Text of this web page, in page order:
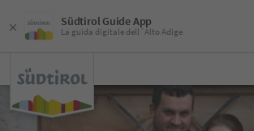
Südtirol Guide App
La guida digitale dell´Alto Adige